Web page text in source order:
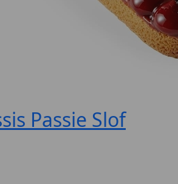
Passie Slof